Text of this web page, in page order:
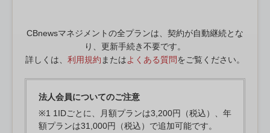
CBnewsマネジメントの全プランは、契約が自動継続とな
り、更新手続き不要です。
詳しくは、 利用規約 またはよくある質問をご覧ください。
法人会員についてのご注意
※1 1IDごとに、月額プランは3,200円（税込）、年
額プランは31,000円（税込）で追加可能です。